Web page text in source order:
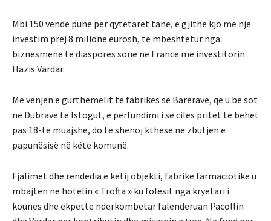
Mbi 150 vende pune për qytetarët tanë, e gjithë kjo me një
investim prej 8 milionë eurosh, të mbështetur nga
biznesmenë të diasporës sonë në Francë me investitorin
Hazis Vardar.
Me vënjën e gurthemelit të fabrikës së Barërave, qe u bë sot
në Dubravë të Istogut, e përfundimi i së cilës pritët të bëhët
pas 18-të muajshë, do të shenoj kthesë në zbutjën e
papunësisë në këtë komunë.
Fjalimet dhe rendedia e ketij objekti, fabrike farmaciotike u
mbajten ne hotelin « Trofta » ku folesit nga kryetari i
kounes dhe ekpette nderkombetar falenderuan Pacollin